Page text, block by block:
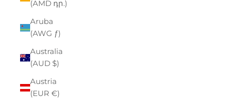
(AMD դր.)
Aruba
(AWG ƒ)
Australia
(AUD $)
Austria
(EUR €)